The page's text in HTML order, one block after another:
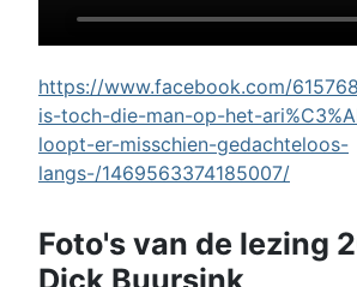
https://www.facebook.com/
is-toch-die-man-op-het-
loopt-er-misschien-gedachteloos-
langs-/1469563374185007/
Foto's van de lezing
Dick Buursink